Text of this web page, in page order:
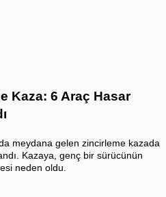
Kaza: 6 Araç Hasar
meydana gelen zincirleme kazada
Kazaya, genç bir sürücünün
neden oldu.